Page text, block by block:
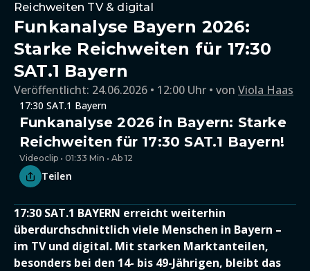
Reichweiten TV & digital
Funkanalyse Bayern 2026:
Starke Reichweiten für 17:30
SAT.1 Bayern
Veröffentlicht: 24.06.2026 • 12:00 Uhr von Viola Haas
17:30 SAT.1 Bayern
Funkanalyse 2026 in Bayern: Starke
Reichweiten für 17:30 SAT.1 Bayern!
Videoclip • 01:33 Min • Ab 12
Teilen
17:30 SAT.1 BAYERN erreicht weiterhin
überdurchschnittlich viele Menschen in Bayern –
im TV und digital. Mit starken Marktanteilen,
besonders bei den 14- bis 49-Jährigen, bleibt das